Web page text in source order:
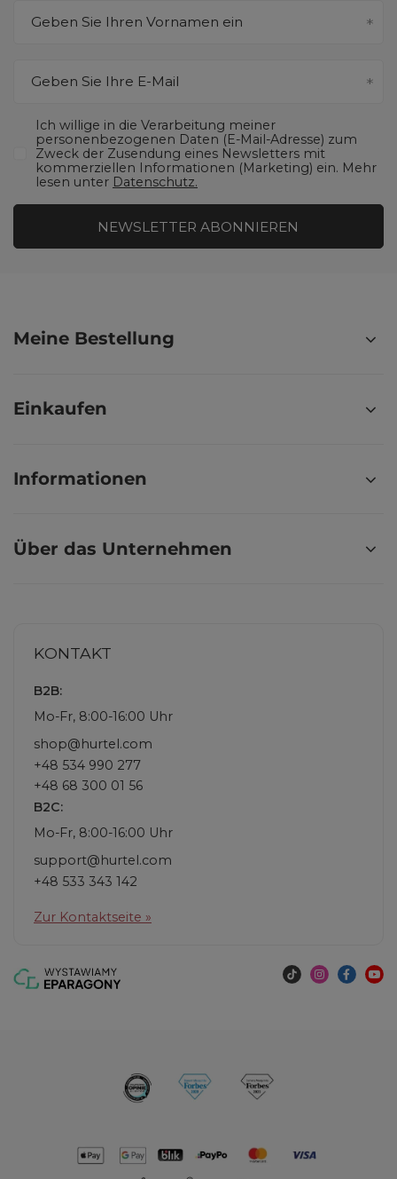
Geben Sie Ihren Vornamen ein
Geben Sie Ihre E-Mail
Ich willige in die Verarbeitung meiner
personenbezogenen Daten (E-Mail-Adresse) zum
Zweck der Zusendung eines Newsletters mit
kommerziellen Informationen (Marketing) ein. Mehr
lesen unter Datenschutz.
NEWSLETTER ABONNIEREN
Meine Bestellung
Einkaufen
Informationen
Über das Unternehmen
KONTAKT
B2B:
Mo-Fr, 8:00-16:00 Uhr
shop@hurtel.com
+48 534 990 277
+48 68 300 01 56
B2C:
Mo-Fr, 8:00-16:00 Uhr
support@hurtel.com
+48 533 343 142
Zur Kontaktseite »